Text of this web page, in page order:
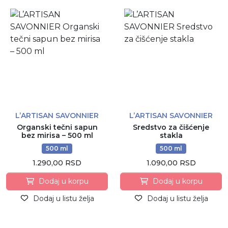
L’ARTISAN SAVONNIER
Organski tečni sapun
bez mirisa – 500 ml
500 ml
1.290,00 RSD
Dodaj u korpu
Dodaj u listu želja
L’ARTISAN SAVONNIER
Sredstvo za čišćenje
stakla
500 ml
1.090,00 RSD
Dodaj u korpu
Dodaj u listu želja